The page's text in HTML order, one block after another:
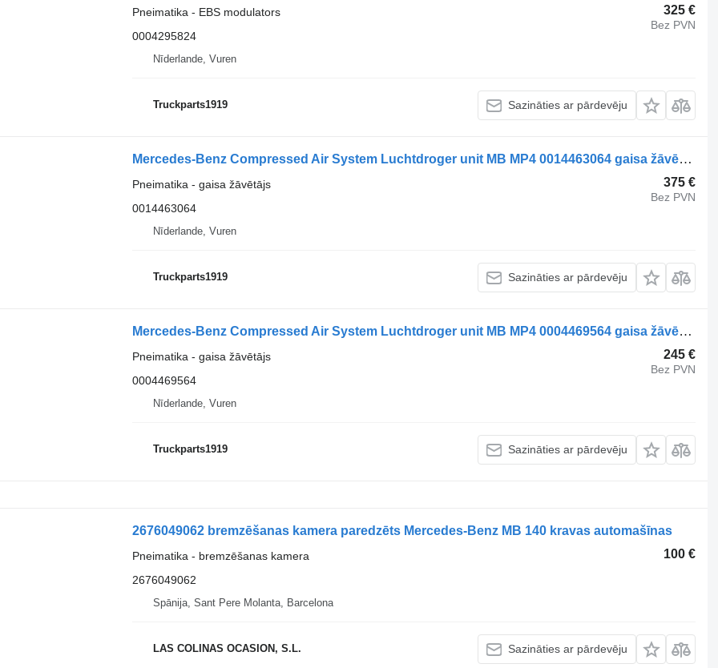
325 €
Bez PVN
Pneimatika - EBS modulators
0004295824
Nīderlande, Vuren
Truckparts1919 Sazināties ar pārdevēju
Mercedes-Benz Compressed Air System Luchtdroger unit MB MP4 0014463064 gaisa žāvētājs paredzēts kravas automašīnas
375 €
Bez PVN
Pneimatika - gaisa žāvētājs
0014463064
Nīderlande, Vuren
Truckparts1919 Sazināties ar pārdevēju
Mercedes-Benz Compressed Air System Luchtdroger unit MB MP4 0004469564 gaisa žāvētājs paredzēts kravas automašīnas
245 €
Bez PVN
Pneimatika - gaisa žāvētājs
0004469564
Nīderlande, Vuren
Truckparts1919 Sazināties ar pārdevēju
2676049062 bremzēšanas kamera paredzēts Mercedes-Benz MB 140 kravas automašīnas
100 €
Pneimatika - bremzēšanas kamera
2676049062
Spānija, Sant Pere Molanta, Barcelona
LAS COLINAS OCASION, S.L. Sazināties ar pārdevēju